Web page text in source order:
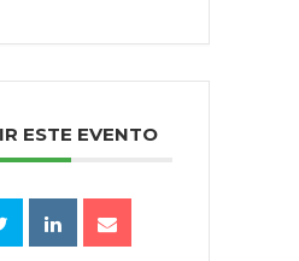
ESTE EVENTO